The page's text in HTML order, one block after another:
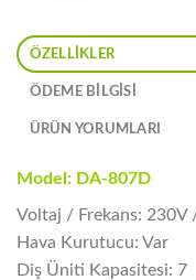
ÖZELLIKLER
ÖDEME BİLGİSİ
ÜRÜN YORUMLARI
Model: DA-807D
Voltaj / Frekans: 230V
Hava Kurutucu: Var
Diş Üniti Kapasitesi: 7